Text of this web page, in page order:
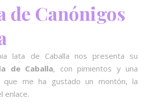
de Canónigos
lata de Caballa nos presenta su
de Caballa, con pimientos y una
que me ha gustado un montón, la
enlace.